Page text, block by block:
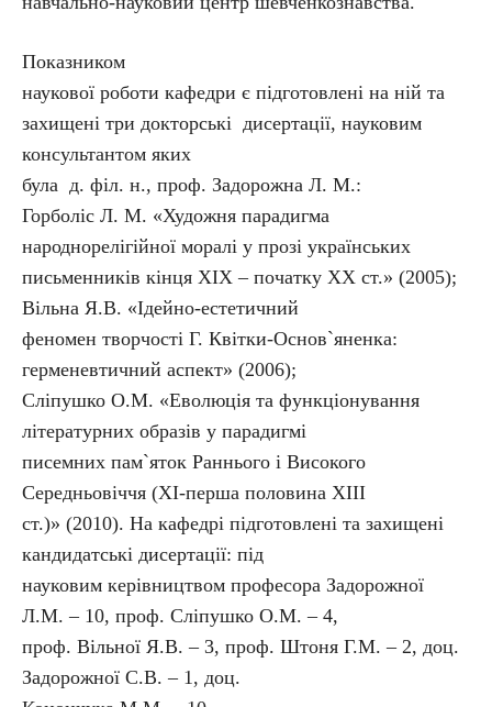
Показником
наукової роботи кафедри є підготовлені на ній та
захищені три докторські дисертації, науковим
консультантом яких
була д. філ. н., проф. Задорожна Л. М.:
Горболіс Л. М. «Художня парадигма
народнорелігійної моралі у прозі українських
письменників кінця ХІХ – початку ХХ ст.» (2005);
Вільна Я.В. «Ідейно-естетичний
феномен творчості Г. Квітки-Основ`яненка:
герменевтичний аспект» (2006);
Сліпушко О.М. «Еволюція та функціонування
літературних образів у парадигмі
писемних пам`яток Раннього і Високого
Середньовіччя (ХІ-перша половина ХІІІ
ст.)» (2010). На кафедрі підготовлені та захищені
кандидатські дисертації: під
науковим керівництвом професора Задорожної
Л.М. – 10, проф. Сліпушко О.М. – 4,
проф. Вільної Я.В. – 3, проф. Штоня Г.М. – 2, доц.
Задорожної С.В. – 1, доц.